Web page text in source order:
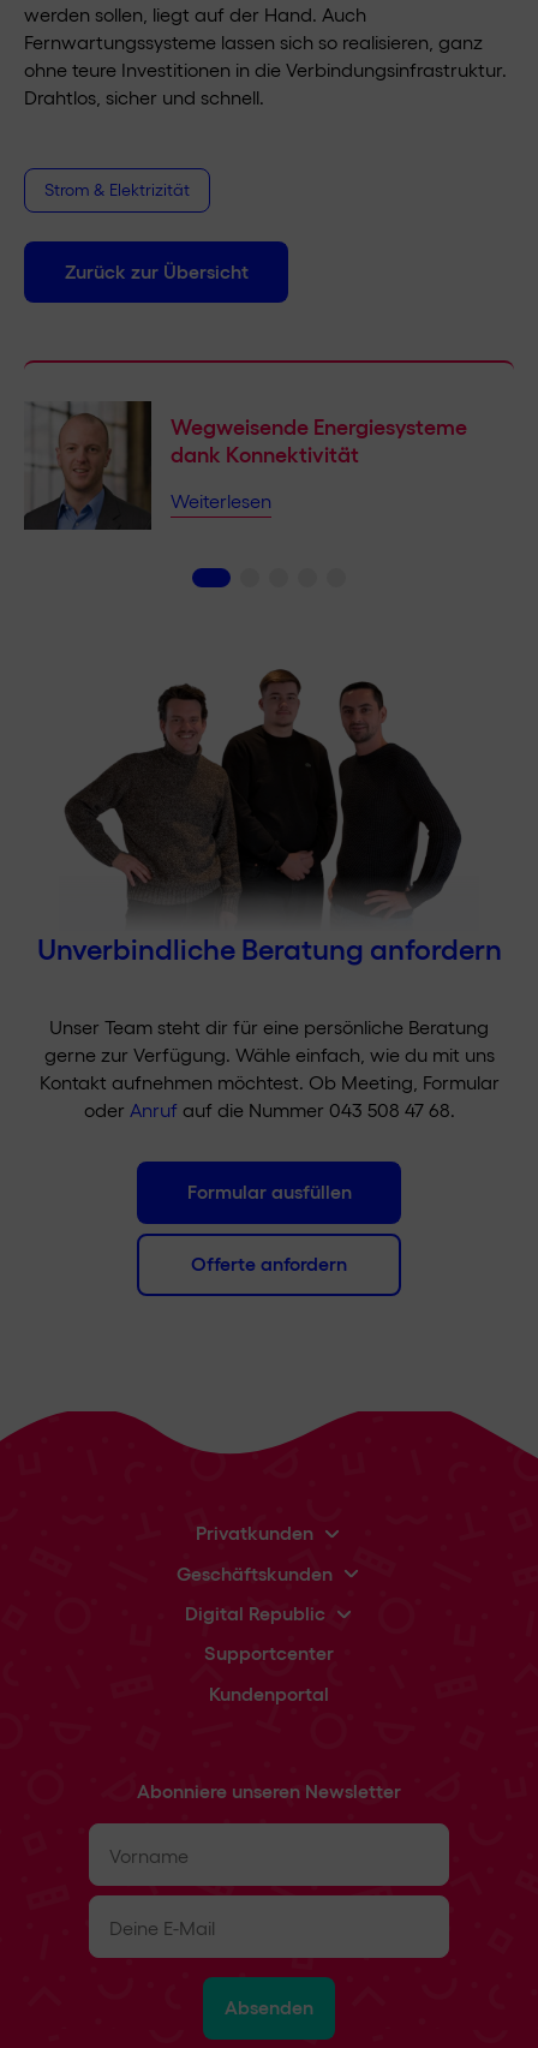
werden sollen, liegt auf der Hand. Auch
Fernwartungssysteme lassen sich so realisieren, ganz
ohne teure Investitionen in die Verbindungsinfrastruktur.
Drahtlos, sicher und schnell.
Strom & Elektrizität
Zurück zur Übersicht
Wegweisende Energiesysteme
dank Konnektivität
Weiterlesen
Unverbindliche Beratung anfordern
Unser Team steht dir für eine persönliche Beratung
gerne zur Verfügung. Wähle einfach, wie du mit uns
Kontakt aufnehmen möchtest. Ob Meeting, Formular
oder Anruf auf die Nummer 043 508 47 68.
Formular ausfüllen
Offerte anfordern
Privatkunden
Geschäftskunden
Digital Republic
Supportcenter
Kundenportal
Abonniere unseren Newsletter
Vorname
E-
Mail(erforderlich)
Absenden